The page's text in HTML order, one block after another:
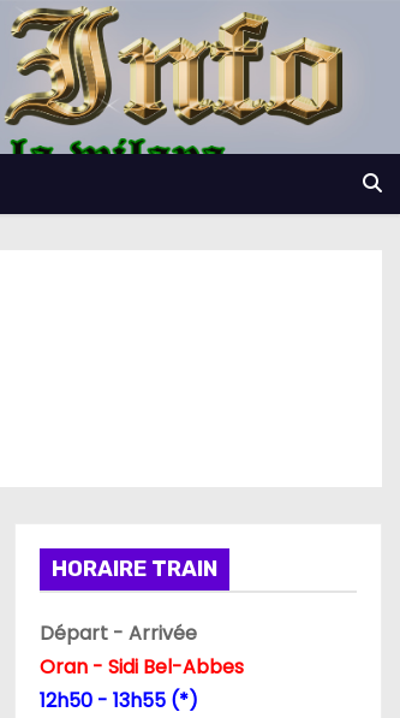
HORAIRE TRAIN
Départ - Arrivée
Oran - Sidi Bel-Abbes
12h50 - 13h55 (*)